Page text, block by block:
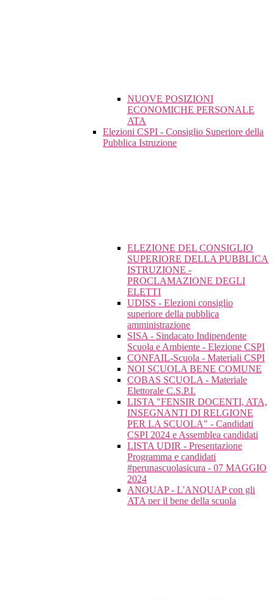
NUOVE POSIZIONI
ECONOMICHE PERSONALE
ATA
Elezioni CSPI - Consiglio Superiore della
Pubblica Istruzione
ELEZIONE DEL CONSIGLIO
SUPERIORE DELLA PUBBLICA
ISTRUZIONE -
PROCLAMAZIONE DEGLI
ELETTI
UDISS - Elezioni consiglio
superiore della pubblica
amministrazione
SISA - Sindacato Indipendente
Scuola e Ambiente - Elezione CSPI
CONFAIL-Scuola - Materiali CSPI
NOI SCUOLA BENE COMUNE
COBAS SCUOLA - Materiale
Elettorale C.S.P.I.
LISTA "FENSIR DOCENTI, ATA,
INSEGNANTI DI RELGIONE
PER LA SCUOLA" - Candidati
CSPI 2024 e Assemblea candidati
LISTA UDIR - Presentazione
Programma e candidati
#perunascuolasicura - 07 MAGGIO
2024
ANQUAP - L'ANQUAP con gli
ATA per il bene della scuola